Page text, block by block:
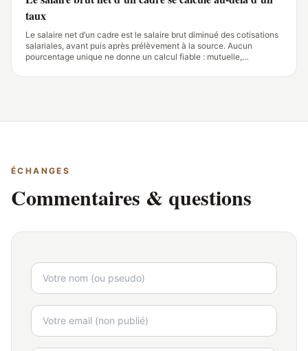
taux
Le salaire net d’un cadre est le salaire brut diminué des cotisations
salariales, avant puis après prélèvement à la source. Aucun
pourcentage unique ne donne un calcul fiable : mutuelle,
font varier le montant versé
ÉCHANGES
Commentaires & questions